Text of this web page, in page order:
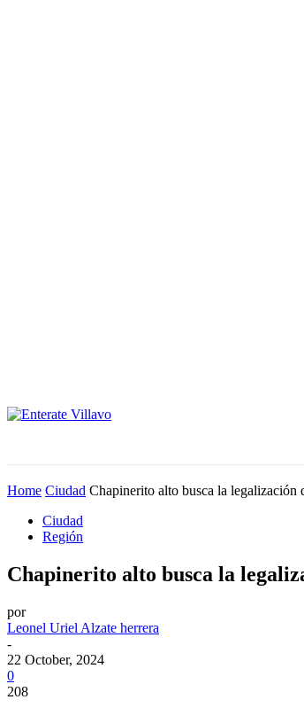
Home Ciudad Chapinerito alto busca la legalización
Ciudad
Región
Chapinerito alto busca la
por
Leonel Uriel Alzate herrera
-
22 October, 2024
0
208